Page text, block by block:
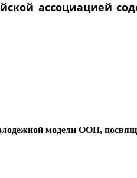
ассоциацией
модели ООН,